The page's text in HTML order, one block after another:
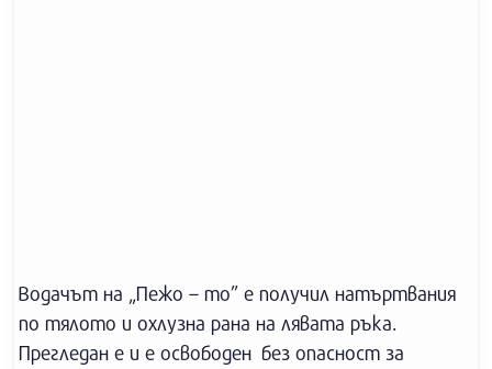
Водачът на „Пежо – то” е получил натъртвания
по тялото и охлузна рана на лявата ръка.
Прегледан е и е освободен без опасност за